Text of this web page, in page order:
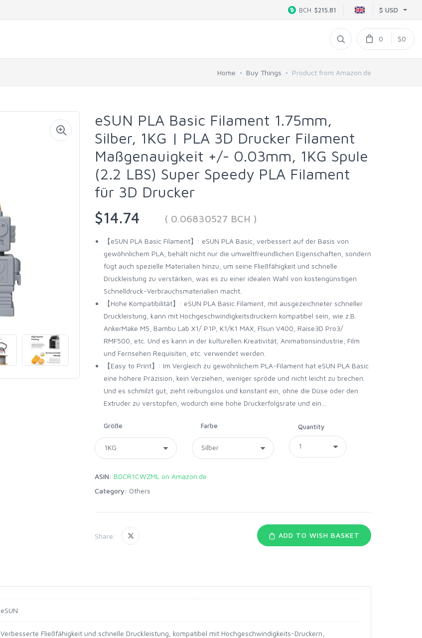
$ USD
BCH $215.81
0 $0
Home Buy Things Product from Amazon.de
eSUN PLA Basic Filament 1.75mm,
Silber, 1KG | PLA 3D Drucker Filament
Maßgenauigkeit +/- 0.03mm, 1KG Spule
(2.2 LBS) Super Speedy PLA Filament
für 3D Drucker
$14.74
( 0.06830527 BCH )
【eSUN PLA Basic Filament】: eSUN PLA Basic, verbessert auf der Basis von
gewöhnlichem PLA, behält nicht nur die umweltfreundlichen Eigenschaften, sondern
fügt auch spezielle Materialien hinzu, um seine Fließfähigkeit und schnelle
Druckleistung zu verstärken, was es zu einer idealen Wahl von kostengünstigen
Schnelldruck-Verbrauchsmaterialien macht.
【Hohe Kompatibilität】: eSUN PLA Basic Filament, mit ausgezeichneter schneller
Druckleistung, kann mit Hochgeschwindigkeitsdruckern kompatibel sein, wie z.B.
AnkerMake M5, Bambu Lab X1/ P1P, K1/K1 MAX, Flsun V400, Raise3D Pro3/
RMF500, etc. Und es kann in der kulturellen Kreativität, Animationsindustrie, Film
und Fernsehen Requisiten, etc. verwendet werden.
【Easy to Print】: Im Vergleich zu gewöhnlichem PLA-Filament hat eSUN PLA Basic
eine höhere Präzision, kein Verziehen, weniger spröde und nicht leicht zu brechen.
Und es schmilzt gut, zieht reibungslos und konstant ein, ohne die Düse oder den
Extruder zu verstopfen, wodurch eine hohe Druckerfolgsrate und ein...
Größe Farbe Quantity
ASIN: B0CR1CWZML on Amazon.de
Category: Others
Share: ADD TO WISH BASKET
eSUN
Verbesserte Fließfähigkeit und schnelle Druckleistung, kompatibel mit Hochgeschwindigkeits-Druckern,